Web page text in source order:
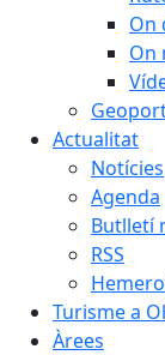
On
On
Actualitat
Notícies
Agenda
Butlletí
RSS
Turisme a
Àrees